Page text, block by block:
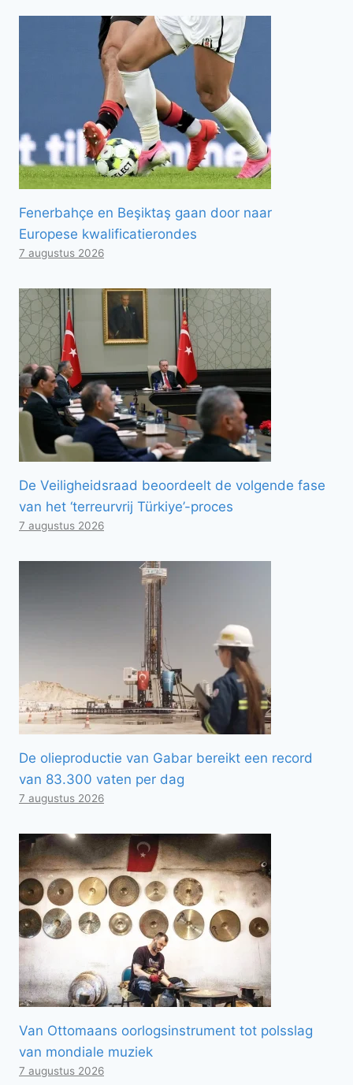
Fenerbahçe en Beşiktaş gaan door naar
Europese kwalificatierondes
7 augustus 2026
De Veiligheidsraad beoordeelt de volgende fase
van het ‘terreurvrij Türkiye’-proces
7 augustus 2026
De olieproductie van Gabar bereikt een record
van 83.300 vaten per dag
7 augustus 2026
Van Ottomaans oorlogsinstrument tot polsslag
van mondiale muziek
7 augustus 2026